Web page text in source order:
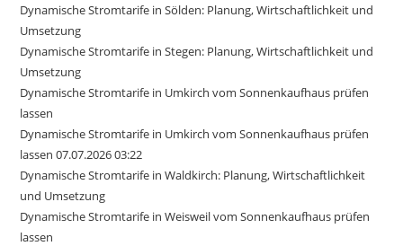
Dynamische Stromtarife in Sölden: Planung, Wirtschaftlichkeit und
Umsetzung
Dynamische Stromtarife in Stegen: Planung, Wirtschaftlichkeit und
Umsetzung
Dynamische Stromtarife in Umkirch vom Sonnenkaufhaus prüfen
lassen
Dynamische Stromtarife in Umkirch vom Sonnenkaufhaus prüfen
lassen 07.07.2026 03:22
Dynamische Stromtarife in Waldkirch: Planung, Wirtschaftlichkeit
und Umsetzung
Dynamische Stromtarife in Weisweil vom Sonnenkaufhaus prüfen
lassen